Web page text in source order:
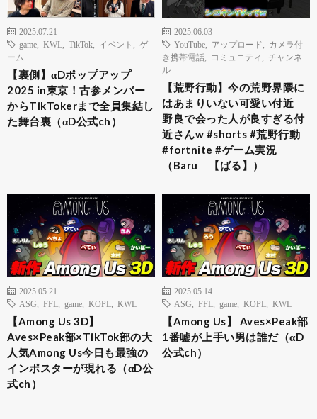
2025.07.21
game
KWL TikTok イベント
ゲ
ーム
【裏側】αDポップアップ
2025 in東京！古参メンバー
からTikTokerまで全員集結し
た舞台裏（αD公式ch）
2025.06.03
YouTube
アップロード
カメラ付
き携帯電話
コミュニティ
チャンネ
ル
【荒野行動】今の荒野界隈に
はあまりいない可愛い付近
野良で会った人が良すぎる付
近さんw #shorts #荒野行動
#fortnite #ゲーム実況
（Baru 【ばる】）
2025.05.21
ASG
FFL game KOPL KWL
【Among Us 3D】
Aves×Peak部×TikTok部の大
人気Among Us今日も最強の
インポスターが現れる（αD公
式ch）
2025.05.14
ASG
FFL game KOPL KWL
【Among Us】 Aves×Peak部
1番嘘が上手い男は誰だ（αD
公式ch）